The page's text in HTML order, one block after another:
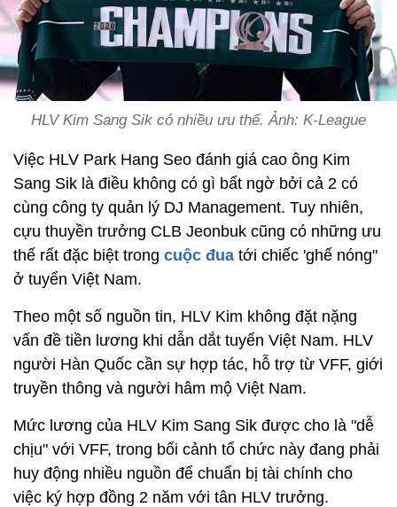
HLV Kim Sang Sik có nhiều ưu thế. Ảnh: K-League
Việc HLV Park Hang Seo đánh giá cao ông Kim
Sang Sik là điều không có gì bất ngờ bởi cả 2 có
cùng công ty quản lý DJ Management. Tuy nhiên,
cựu thuyền trưởng CLB Jeonbuk cũng có những ưu
thế rất đặc biệt trong cuộc đua tới chiếc 'ghế nóng"
ở tuyển Việt Nam.
Theo một số nguồn tin, HLV Kim không đặt nặng
vấn đề tiền lương khi dẫn dắt tuyển Việt Nam. HLV
người Hàn Quốc cần sự hợp tác, hỗ trợ từ VFF, giới
truyền thông và người hâm mộ Việt Nam.
Mức lương của HLV Kim Sang Sik được cho là "dễ
chịu" với VFF, trong bối cảnh tổ chức này đang phải
huy động nhiều nguồn để chuẩn bị tài chính cho
việc ký hợp đồng 2 năm với tân HLV trưởng.